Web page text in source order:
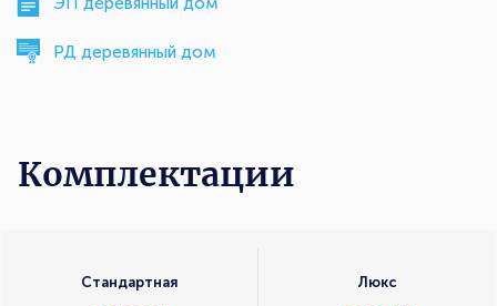
РД деревянный дом
Комплектации
Стандартная Люкс